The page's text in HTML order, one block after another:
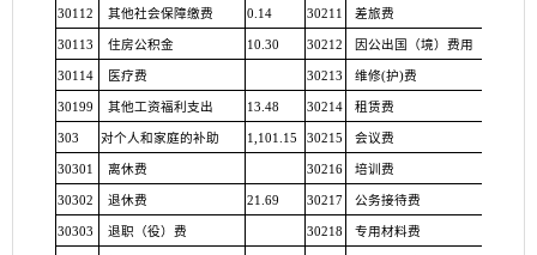
30112 其他社会保障缴费 0.14 30211 差旅费
30113 住房公积金 10.30 30212 因公出国（境）费用
30114 医疗费 30213 维修(护)费
30199 其他工资福利支出 13.48 30214 租赁费
303 对个人和家庭的补助 1,101.15 30215 会议费
30301 离休费 30216 培训费
30302 退休费 21.69 30217 公务接待费
30303 退职（役）费 30218 专用材料费